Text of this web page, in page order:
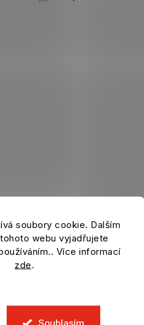
soubory cookie. Dalším
webu vyjadřujete
Více informací
zde.
Souhlasím